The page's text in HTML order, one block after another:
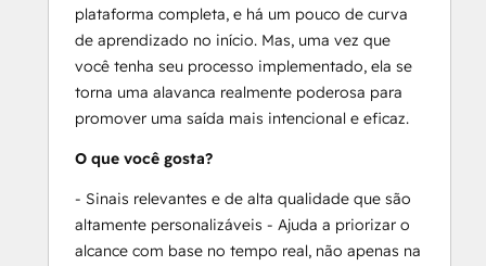
plataforma completa, e há um pouco de curva
de aprendizado no início. Mas, uma vez que
você tenha seu processo implementado, ela se
torna uma alavanca realmente poderosa para
promover uma saída mais intencional e eficaz.
O que você gosta?
- Sinais relevantes e de alta qualidade que são
altamente personalizáveis - Ajuda a priorizar o
alcance com base no tempo real, não apenas na